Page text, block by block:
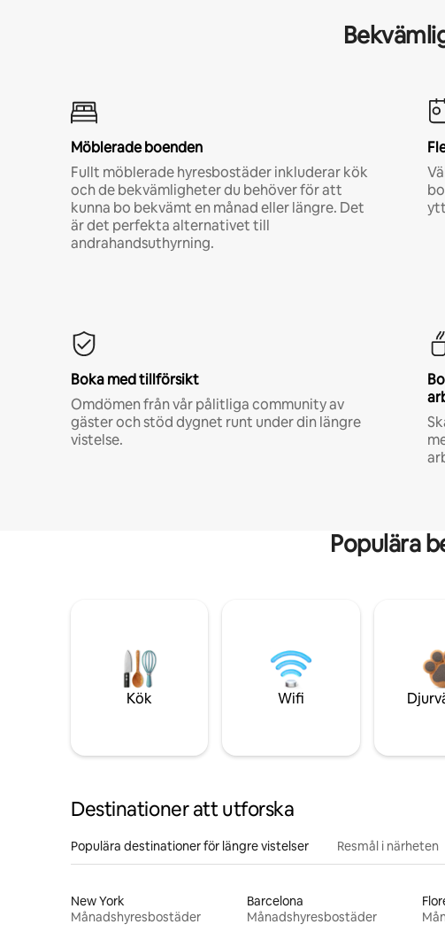
Möblerade boenden
Fullt möblerade hyresbostäder inkluderar kök
och de bekvämligheter du behöver för att
kunna bo bekvämt en månad eller längre. Det
är det perfekta alternativet till
andrahandsuthyrning.
Boka med tillförsikt
Omdömen från vår pålitliga community av
gäster och stöd dygnet runt under din längre
vistelse.
Populära
Kök Wifi
Destinationer att utforska
Populära destinationer för längre vistelser Resmål i närheten
New York
Månadshyresbostäder
Barcelona
Månadshyresbostäder